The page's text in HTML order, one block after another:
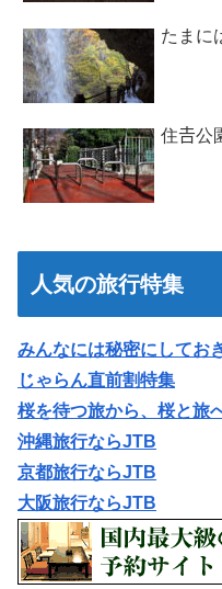
たまに
住𠮷公
人気の旅行特集
みんなには秘密にしてお
じゃらん直前割特集
桜を待つ旅から、桜と旅
沖縄旅行ならJTB
京都旅行ならJTB
大阪旅行ならJTB